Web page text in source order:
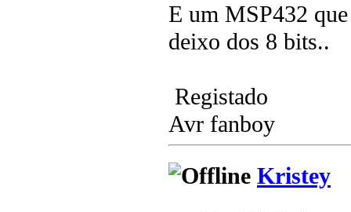
E um MSP432
deixo dos 8 bits..
Registado
Avr fanboy
Kristey